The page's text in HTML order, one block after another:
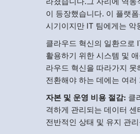
이 등장했습니다. 이 플랫
시기이지만 IT 팀에게는 악
클라우드 혁신의 일환으로
활용하기 위한 시스템 및
라우드 혁신을 따라가지
전환해야 하는 데에는 여
자본 및 운영 비용 절감: 클
격하게 관리되는 데이터
전반적인 상태 및 유지 관